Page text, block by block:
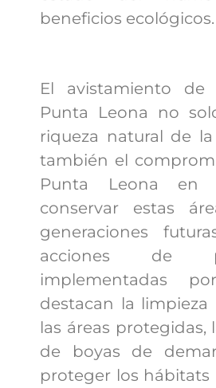
beneficios ecológicos.
El avistamiento de
Punta Leona no
riqueza natural de
también el
Punta Leona en
conservar estas
generaciones
acciones de
implementadas
destacan la limpieza
las áreas protegidas,
de boyas de
proteger los hábitats